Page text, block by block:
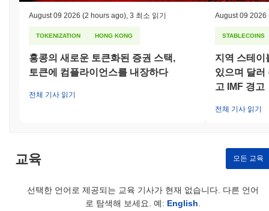
August 09 2026 (2 hours ago) 3 최소 읽기
TOKENIZATION HONG KONG
홍콩의 새로운 토큰화된 증권 스택,
토큰에 컴플라이언스를 내장하다
전체 기사 읽기
August 09 2026
STABLECOINS
지역 스테이
있으며 달러
고 IMF 경고
전체 기사 읽기
교육 모든 교육
선택한 언어로 제공되는 교육 기사가 현재 없습니다. 다른 언어
로 탐색해 보세요. 예: English